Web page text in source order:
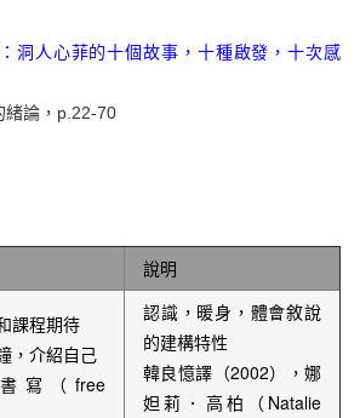
洞人心菲的十個故事，十種啟發，十次感
緒論，p.22-70
說明
課程期待
，介紹自己
寫（free
認識，暖身，體會敘說
的建構特性
韓良憶譯（2002），娜
妲莉．高柏（Natalie